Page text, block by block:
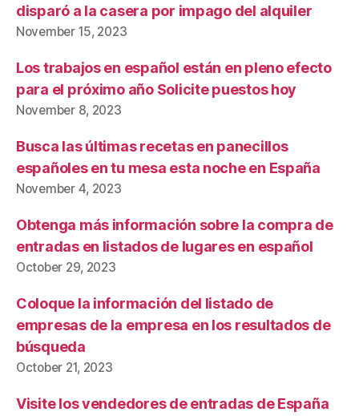
disparó a la casera por impago del alquiler
November 15, 2023
Los trabajos en español están en pleno efecto
para el próximo año Solicite puestos hoy
November 8, 2023
Busca las últimas recetas en panecillos
españoles en tu mesa esta noche en España
November 4, 2023
Obtenga más información sobre la compra de
entradas en listados de lugares en español
October 29, 2023
Coloque la información del listado de
empresas de la empresa en los resultados de
búsqueda
October 21, 2023
Visite los vendedores de entradas de España